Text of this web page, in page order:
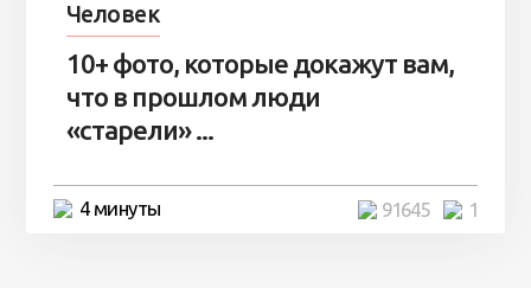
Человек
10+ фото, которые докажут вам,
что в прошлом люди
«старели» ...
4 минуты 1
91645